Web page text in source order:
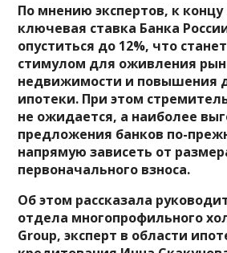
По мнению экспертов, к концу
ключевая ставка Банка
опуститься до 12%, что
стимулом для оживления
недвижимости и повышения
ипотеки. При этом
не ожидается, а наиболее
предложения банков по-
напрямую зависеть от
первоначального взноса.
Об этом рассказала
отдела многопрофильного
Group, эксперт в области